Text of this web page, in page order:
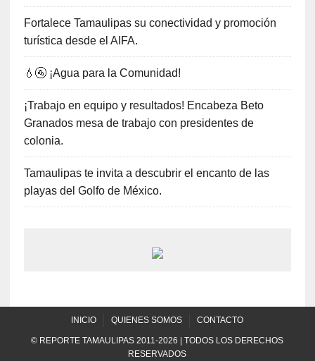
Fortalece Tamaulipas su conectividad y promoción
turística desde el AIFA.
💧🚰 ¡Agua para la Comunidad!
¡Trabajo en equipo y resultados! Encabeza Beto
Granados mesa de trabajo con presidentes de
colonia.
Tamaulipas te invita a descubrir el encanto de las
playas del Golfo de México.
INICIO QUIENES SOMOS CONTACTO
© REPORTE TAMAULIPAS 2011-2026 | TODOS LOS DERECHOS
RESERVADOS